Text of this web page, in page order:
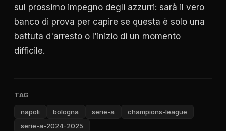
sul prossimo impegno degli azzurri: sarà il vero
banco di prova per capire se questa è solo una
battuta d'arresto o l'inizio di un momento
difficile.
TAG
napoli bologna serie-a
champions-league
serie-a-2024-2025